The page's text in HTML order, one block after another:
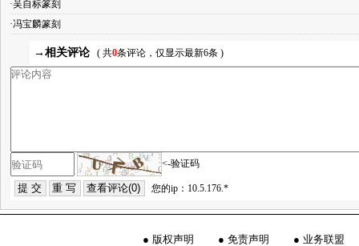
·吴自标篆刻
·冯宝麟篆刻
→相关评论 ( 共0条评论，仅显示最新6条 )
<-验证码
您的ip：10.5.176.*
● 版权声明 ● 免责声明 ● 业务联盟